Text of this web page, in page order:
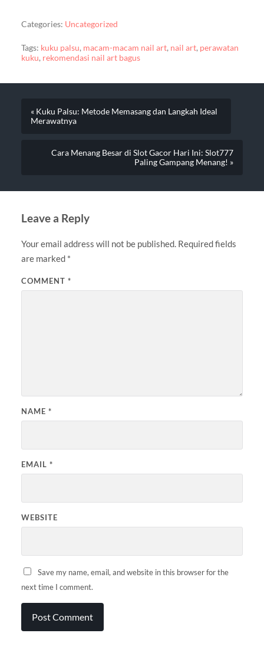
Categories: Uncategorized
Tags: kuku palsu, macam-macam nail art, nail art, perawatan
kuku, rekomendasi nail art bagus
« Kuku Palsu: Metode Memasang dan Langkah Ideal
Merawatnya
Cara Menang Besar di Slot Gacor Hari Ini: Slot777
Paling Gampang Menang! »
Leave a Reply
Your email address will not be published. Required fields
are marked *
COMMENT *
NAME *
EMAIL *
WEBSITE
Save my name, email, and website in this browser for the
next time I comment.